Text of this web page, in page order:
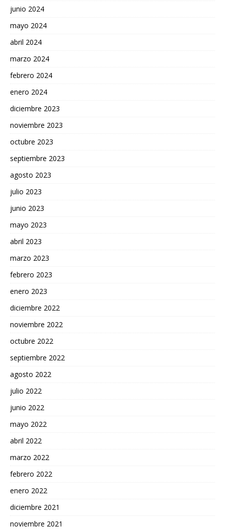
junio 2024
mayo 2024
abril 2024
marzo 2024
febrero 2024
enero 2024
diciembre 2023
noviembre 2023
octubre 2023
septiembre 2023
agosto 2023
julio 2023
junio 2023
mayo 2023
abril 2023
marzo 2023
febrero 2023
enero 2023
diciembre 2022
noviembre 2022
octubre 2022
septiembre 2022
agosto 2022
julio 2022
junio 2022
mayo 2022
abril 2022
marzo 2022
febrero 2022
enero 2022
diciembre 2021
noviembre 2021